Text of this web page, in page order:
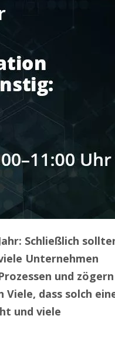
Schließlich
Unternehmen
und
dass solch
und viele